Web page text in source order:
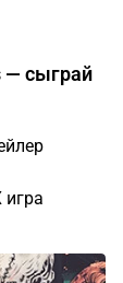
— сыграй
игра